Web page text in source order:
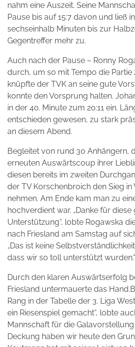
nahm eine Auszeit. Seine
Pause bis auf 15:7 davon und ließ
sechseinhalb Minuten bis zur
Gegentreffer mehr zu.
Auch nach der Pause – Ronny
durch, um so mit Tempo die Partie
knüpfte der TVK an seine gute
konnte den Vorsprung halten.
in der 40. Minute zum 20:11 ein.
entschieden gewesen, zu stark
an diesem Abend.
Begleitet von rund 30 Anhängern,
erneuten Auswärtscoup ihrer
diesen bereits im zweiten
der TV Korschenbroich den Sieg in
nehmen. Am Ende kam man zu
hochverdient war. „Danke für
Unterstützung“, lobte Rogawska
nach Friesland am Samstag auf
„Das ist keine
dass wir so toll unterstützt wurden.“
Durch den klaren Auswärtserfolg
Friesland untermauerte das
Rang in der Tabelle der 3. Liga
ein Riesenspiel gemacht“, lobte
Mannschaft für die Galavorstellung
Deckung haben wir heute den